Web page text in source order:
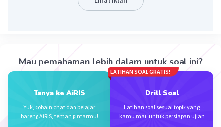
jelas, dan koordinasi yang kuat antara berbagai
lembaga dan komunitas. Dengan melakukan evakuasi
Balas
Mau pemahaman lebih dalam untuk soal ini?
Tanya ke AiRIS
Yuk, cobain chat dan belajar
bareng AiRIS, teman pintarmu!
LATIHAN SOAL GRATIS!
Drill Soal
Latihan soal sesuai topik yang
kamu mau untuk persiapan ujian